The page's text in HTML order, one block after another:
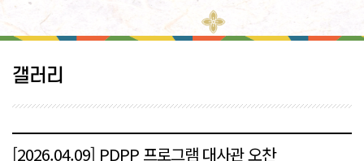
갤러리
[2026.04.09] PDPP 프로그램 대사관 오찬